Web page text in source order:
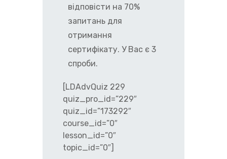
відповісти на 70%
запитань для
отримання
сертифікату. У Вас є 3
спроби.
[LDAdvQuiz 229
quiz_pro_id=”229″
quiz_id=”173292″
course_id=”0″
lesson_id=”0″
topic_id=”0″]